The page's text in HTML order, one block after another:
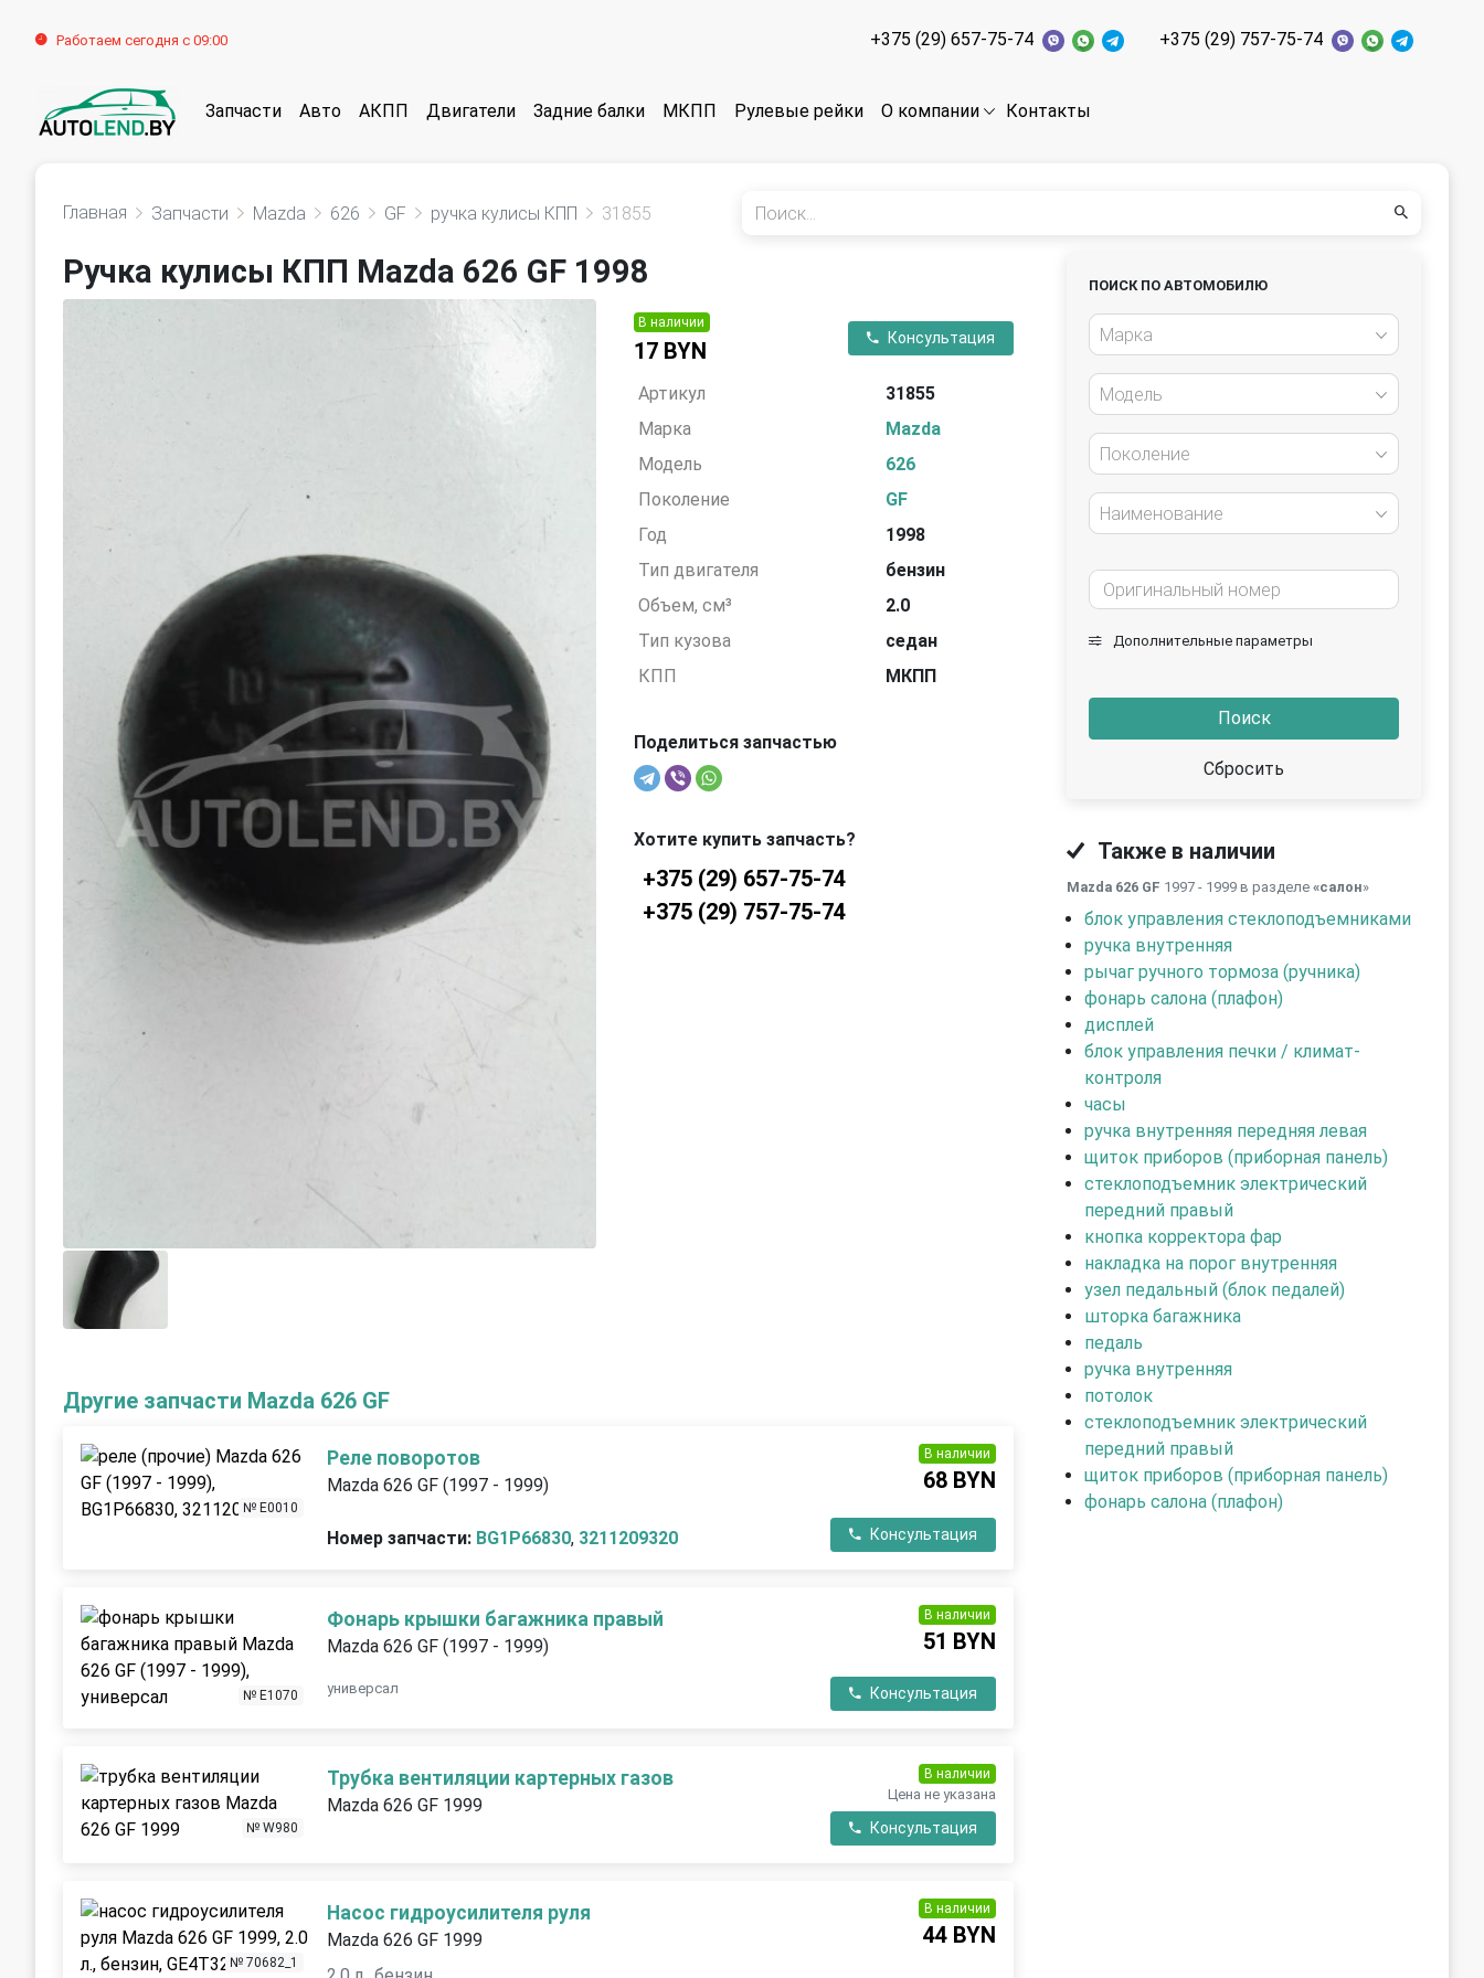
Работаем сегодня с 09:00 +375 (29) 657-75-74 +375 (29) 757-75-74
Запчасти Авто АКПП Двигатели Задние балки МКПП Рулевые рейки О компании Контакты
Главная Запчасти Mazda 626 GF ручка кулисы КПП 31855
Ручка кулисы КПП Mazda 626 GF 1998
В наличии
17 BYN
Консультация
Артикул
31855
Марка
Mazda
Модель
626
Поколение
GF
Год
1998
Тип двигателя
бензин
Объем, см³
2.0
Тип кузова
седан
КПП
МКПП
Поделиться запчастью
Хотите купить запчасть?
+375 (29) 657-75-74
+375 (29) 757-75-74
Другие запчасти Mazda 626 GF
№ E0010
Реле поворотов
Mazda 626 GF (1997 - 1999)
Номер запчасти: BG1P66830, 3211209320
В наличии
68 BYN
Консультация
№ E1070
Фонарь крышки багажника правый
Mazda 626 GF (1997 - 1999)
универсал
В наличии
51 BYN
Консультация
№ W980
Трубка вентиляции картерных газов
Mazda 626 GF 1999
В наличии
Цена не указана
Консультация
№ 70682_1
Насос гидроусилителя руля
Mazda 626 GF 1999
В наличии
44 BYN
ПОИСК ПО АВТОМОБИЛЮ
Марка
Модель
Поколение
Наименование
Дополнительные параметры
Поиск
Сбросить
Также в наличии
Mazda 626 GF 1997 - 1999 в разделе «салон»
блок управления стеклоподъемниками
ручка внутренняя
рычаг ручного тормоза (ручника)
фонарь салона (плафон)
дисплей
блок управления печки / климат-
контроля
часы
ручка внутренняя передняя левая
щиток приборов (приборная панель)
стеклоподъемник электрический
передний правый
кнопка корректора фар
накладка на порог внутренняя
узел педальный (блок педалей)
шторка багажника
педаль
ручка внутренняя
потолок
стеклоподъемник электрический
передний правый
щиток приборов (приборная панель)
фонарь салона (плафон)